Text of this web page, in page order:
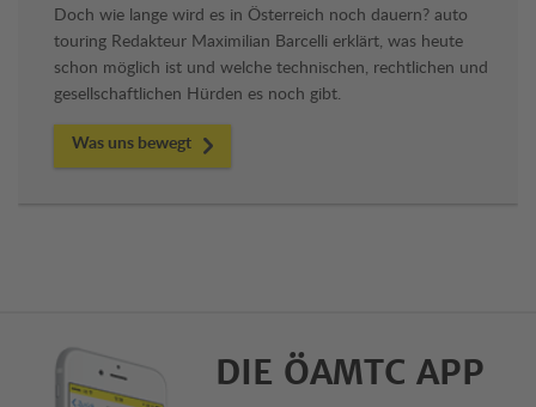
Doch wie lange wird es in Österreich noch dauern? auto
touring Redakteur Maximilian Barcelli erklärt, was heute
schon möglich ist und welche technischen, rechtlichen und
gesellschaftlichen Hürden es noch gibt.
Was uns bewegt
DIE ÖAMTC APP